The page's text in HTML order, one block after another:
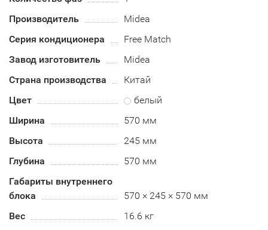
Производитель
Midea
Серия кондиционера
Free Match
Завод изготовитель
Midea
Страна производства
Китай
Цвет
белый
Ширина
570 мм
Высота
245 мм
Глубина
570 мм
Габариты внутреннего
блока
570 × 245 × 570 мм
Вес
16.6 кг